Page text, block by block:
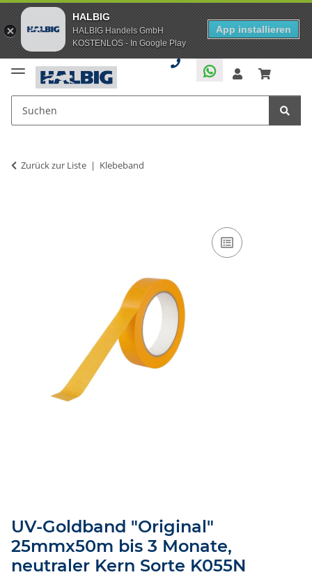
HALBIG
HALBIG Handels GmbH
KOSTENLOS - In Google Play
App installieren
Zurück zur Liste Klebeband
UV-Goldband "Original"
25mmx50m bis 3 Monate,
neutraler Kern Sorte K055N